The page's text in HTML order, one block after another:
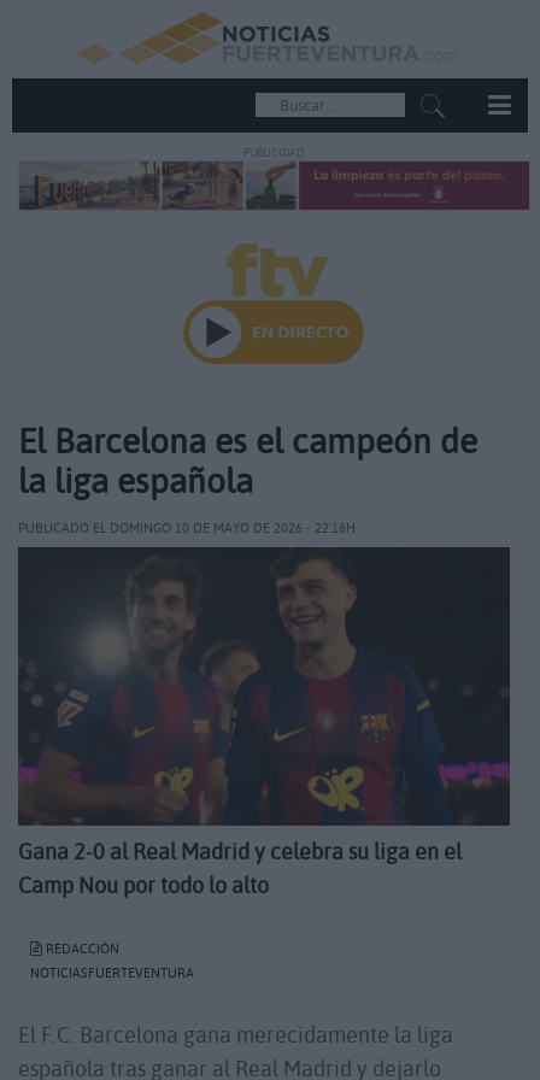
PUBLICIDAD
El Barcelona es el campeón de
la liga española
PUBLICADO EL DOMINGO 10 DE MAYO DE 2026 - 22:16H
Gana 2-0 al Real Madrid y celebra su liga en el
Camp Nou por todo lo alto
REDACCIÓN
NOTICIASFUERTEVENTURA
El F.C. Barcelona gana merecidamente la liga
española tras ganar al Real Madrid y dejarlo